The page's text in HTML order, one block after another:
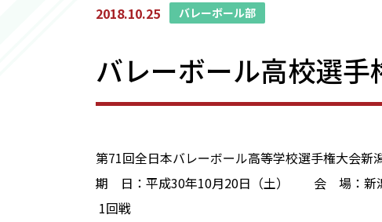
2018.10.25 バレーボール部
バレーボール高校選
第71回全日本バレーボール高等学校選手権大会
期 日：平成30年10月20日（土） 会 場：新
1回戦